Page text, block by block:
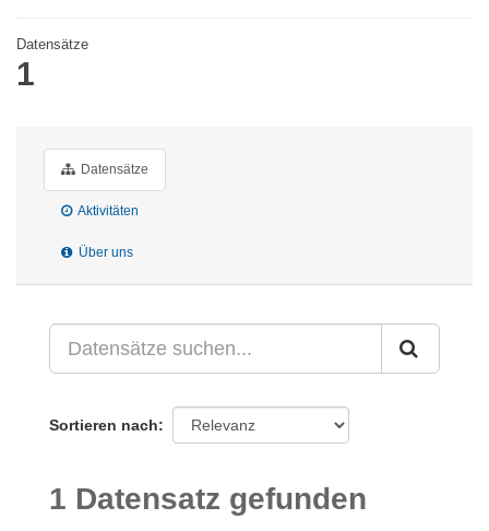
Datensätze
1
Datensätze
Aktivitäten
Über uns
Sortieren nach
1 Datensatz gefunden